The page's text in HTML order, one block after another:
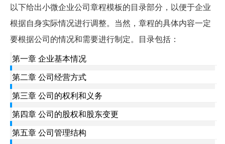
以下给出小微企业公司章程模板的目录部分，以便于企业
根据自身实际情况进行调整。当然，章程的具体内容一定
要根据公司的情况和需要进行制定。目录包括：
第一章 企业基本情况
第二章 公司经营方式
第三章 公司的权利和义务
第四章 公司的股权和股东变更
第五章 公司管理结构